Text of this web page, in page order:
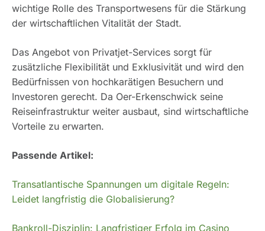
wichtige Rolle des Transportwesens für die Stärkung
der wirtschaftlichen Vitalität der Stadt.
Das Angebot von Privatjet-Services sorgt für
zusätzliche Flexibilität und Exklusivität und wird den
Bedürfnissen von hochkarätigen Besuchern und
Investoren gerecht. Da Oer-Erkenschwick seine
Reiseinfrastruktur weiter ausbaut, sind wirtschaftliche
Vorteile zu erwarten.
Passende Artikel:
Transatlantische Spannungen um digitale Regeln:
Leidet langfristig die Globalisierung?
Bankroll-Disziplin: Langfristiger Erfolg im Casino